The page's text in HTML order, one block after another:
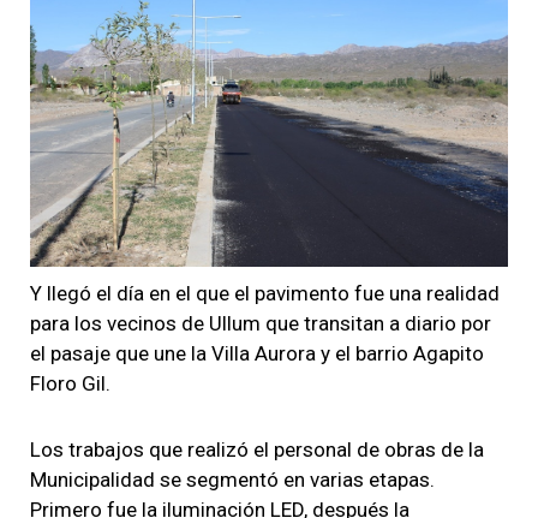
Y llegó el día en el que el pavimento fue una realidad
para los vecinos de Ullum que transitan a diario por
el pasaje que une la Villa Aurora y el barrio Agapito
Floro Gil.
Los trabajos que realizó el personal de obras de la
Municipalidad se segmentó en varias etapas.
Primero fue la iluminación LED, después la